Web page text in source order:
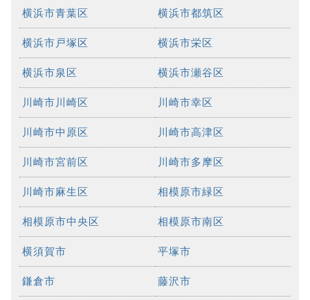
横浜市青葉区 横浜市都筑区
横浜市戸塚区 横浜市栄区
横浜市泉区 横浜市瀬谷区
川崎市川崎区 川崎市幸区
川崎市中原区 川崎市高津区
川崎市宮前区 川崎市多摩区
川崎市麻生区 相模原市緑区
相模原市中央区 相模原市南区
横須賀市 平塚市
鎌倉市 藤沢市